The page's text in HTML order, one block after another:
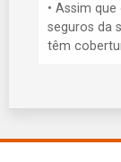
• Assim
seguros da
têm